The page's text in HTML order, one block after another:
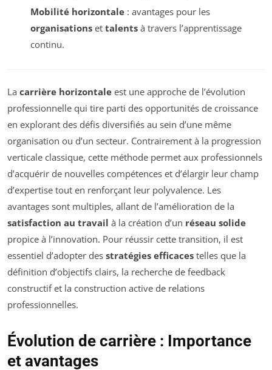
Mobilité horizontale: avantages pour les
organisationset talentsà travers l’apprentissage
continu.
La carrière horizontale est une approche de l’évolution
professionnelle qui tire parti des opportunités de croissance
en explorant des défis diversifiés au sein d’une même
organisation ou d’un secteur. Contrairement à la progression
verticale classique, cette méthode permet aux professionnels
d’acquérir de nouvelles compétences et d’élargir leur champ
d’expertise tout en renforçant leur polyvalence. Les
avantages sont multiples, allant de l’amélioration de la
satisfaction au travail à la création d’un réseau solide
propice à l’innovation. Pour réussir cette transition, il est
essentiel d’adopter des stratégies efficaces telles que la
définition d’objectifs clairs, la recherche de feedback
constructif et la construction active de relations
professionnelles.
Évolution de carrière : Importance
et avantages